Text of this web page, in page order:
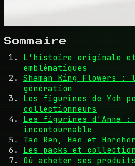
Sommaire
L'histoire originale et
emblématiques
Shaman King Flowers :
génération
Les figurines de Yoh
collectionneurs
Les figurines d'Anna
incontournable
Tao Ren, Hao et
Les packs et
Où acheter ses produits